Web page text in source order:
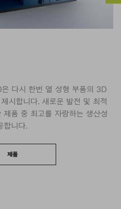
다시 한번 열 성형 부품의 3D
시합니다. 새로운 발전 및 최적
품 중 최고를 자랑하는 생산성
합니다.
제품